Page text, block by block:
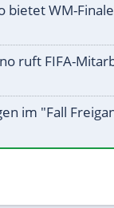
bietet WM-
ruft FIFA-
im "Fall